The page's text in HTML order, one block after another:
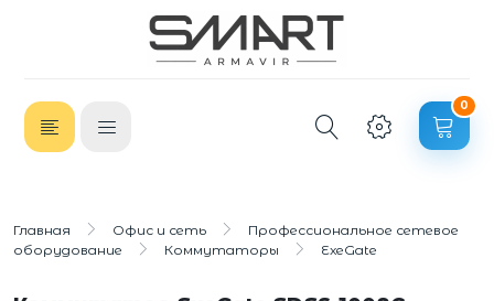
0
Главная Офис и сеть
Профессиональное сетевое
оборудование
Коммутаторы ExeGate